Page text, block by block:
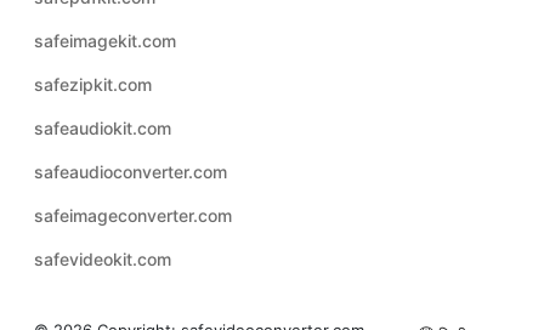
safeimagekit.com
safezipkit.com
safeaudiokit.com
safeaudioconverter.com
safeimageconverter.com
safevideokit.com